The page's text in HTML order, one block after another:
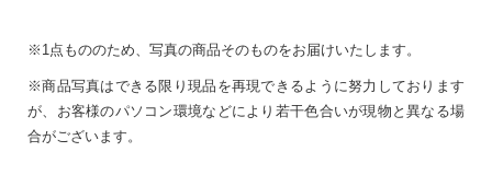
※1点もののため、写真の商品そのものをお届けいたします。
※商品写真はできる限り現品を再現できるように努力しております
が、お客様のパソコン環境などにより若干色合いが現物と異なる場
合がございます。